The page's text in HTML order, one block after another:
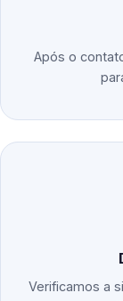
Após o
Verificamos a